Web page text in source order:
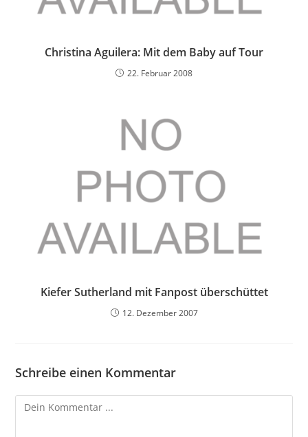
Christina Aguilera: Mit dem Baby auf Tour
22. Februar 2008
Kiefer Sutherland mit Fanpost überschüttet
12. Dezember 2007
Schreibe einen Kommentar
Kommentieren